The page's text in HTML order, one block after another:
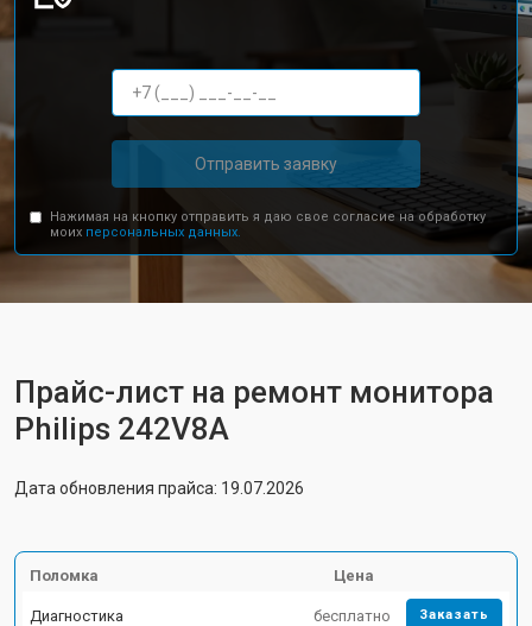
Отправить заявку
Нажимая на кнопку отправить я даю свое согласие на обработку
моих персональных данных.
Прайс-лист на ремонт монитора
Philips 242V8A
Дата обновления прайса: 19.07.2026
Поломка Цена
Диагностика бесплатно Заказать